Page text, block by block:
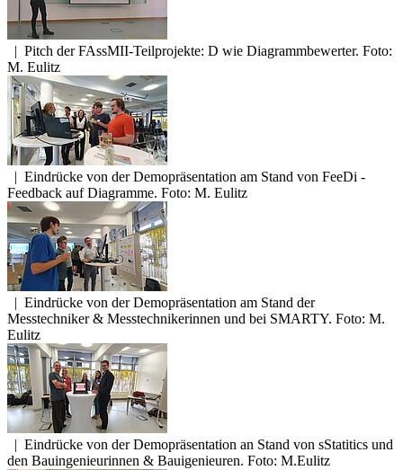
| Pitch der FAssMII-Teilprojekte: D wie Diagrammbewerter. Foto:
M. Eulitz
| Eindrücke von der Demopräsentation am Stand von FeeDi -
Feedback auf Diagramme. Foto: M. Eulitz
| Eindrücke von der Demopräsentation am Stand der
Messtechniker & Messtechnikerinnen und bei SMARTY. Foto: M.
Eulitz
| Eindrücke von der Demopräsentation an Stand von sStatitics und
den Bauingenieurinnen & Bauigenieuren. Foto: M.Eulitz